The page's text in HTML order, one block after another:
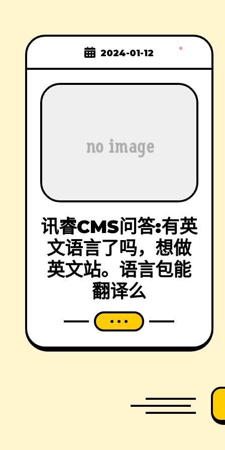
2024-01-12
讯睿CMS问答:有英
文语言了吗，想做
英文站。语言包能
翻译么